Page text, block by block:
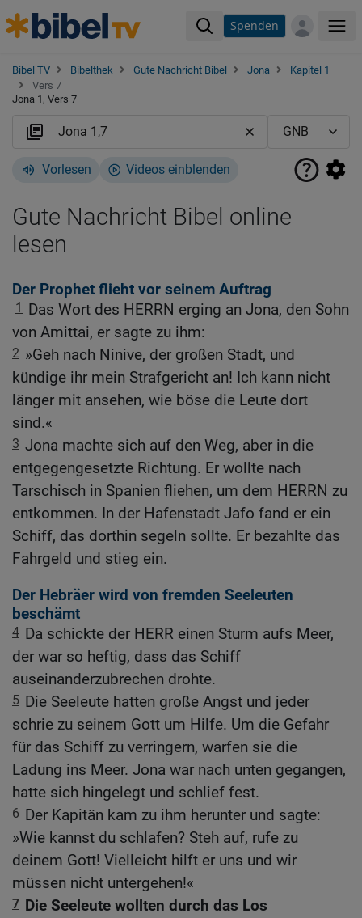
Spenden
Bibel TV Bibelthek Gute Nachricht Bibel Jona
Kapitel 1
Vers 7
Jona 1, Vers 7
Vorlesen Videos einblenden
Gute Nachricht Bibel online
lesen
Der Prophet flieht vor seinem Auftrag
1
Das Wort des HERRN erging an Jona, den Sohn
von Amittai, er sagte zu ihm:
2 »Geh nach Ninive, der großen Stadt, und
kündige ihr mein Strafgericht an! Ich kann nicht
länger mit ansehen, wie böse die Leute dort
sind.«
3 Jona machte sich auf den Weg, aber in die
entgegengesetzte Richtung. Er wollte nach
Tarschisch in Spanien fliehen, um dem HERRN zu
entkommen. In der Hafenstadt Jafo fand er ein
Schiff, das dorthin segeln sollte. Er bezahlte das
Fahrgeld und stieg ein.
Der Hebräer wird von fremden Seeleuten
beschämt
4 Da schickte der HERR einen Sturm aufs Meer,
der war so heftig, dass das Schiff
auseinanderzubrechen drohte.
5 Die Seeleute hatten große Angst und jeder
schrie zu seinem Gott um Hilfe. Um die Gefahr
für das Schiff zu verringern, warfen sie die
Ladung ins Meer. Jona war nach unten gegangen,
hatte sich hingelegt und schlief fest.
6 Der Kapitän kam zu ihm herunter und sagte:
»Wie kannst du schlafen? Steh auf, rufe zu
deinem Gott! Vielleicht hilft er uns und wir
müssen nicht untergehen!«
7 Die Seeleute wollten durch das Los